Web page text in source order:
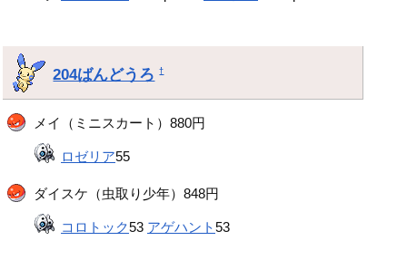
204ばんどうろ †
メイ（ミニスカート）880円
ロゼリア55
ダイスケ（虫取り少年）848円
コロトック53 アゲハント53